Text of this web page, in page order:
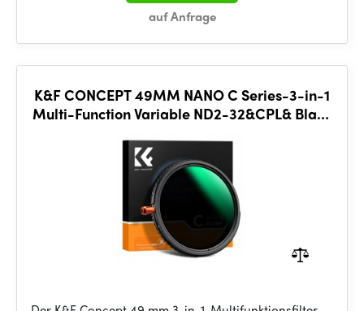
auf Anfrage
K&F CONCEPT 49MM NANO C Series-3-in-1
Multi-Function Variable ND2-32&CPL& Black